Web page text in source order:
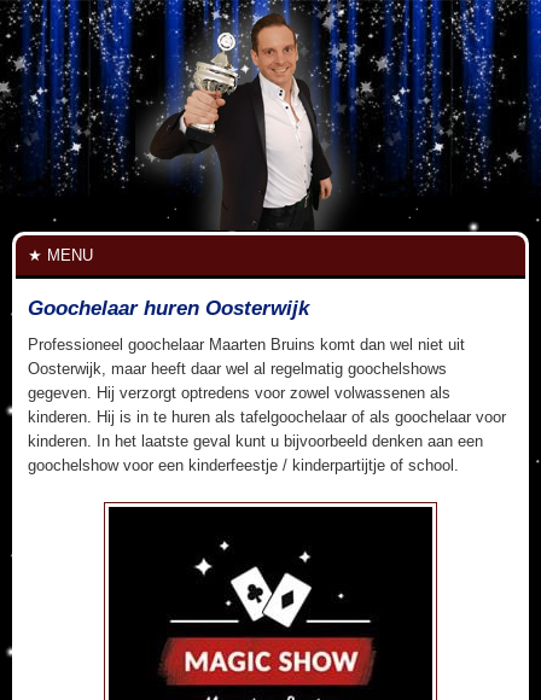
MENU
Goochelaar huren Oosterwijk
Professioneel goochelaar Maarten Bruins komt dan wel niet uit
Oosterwijk, maar heeft daar wel al regelmatig goochelshows
gegeven. Hij verzorgt optredens voor zowel volwassenen als
kinderen. Hij is in te huren als tafelgoochelaar of als goochelaar voor
kinderen. In het laatste geval kunt u bijvoorbeeld denken aan een
goochelshow voor een kinderfeestje / kinderpartijtje of school.